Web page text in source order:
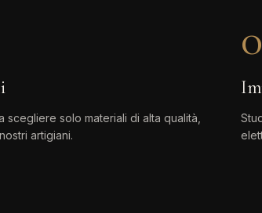
scegliere solo materiali di alta qualità,
artigiani.